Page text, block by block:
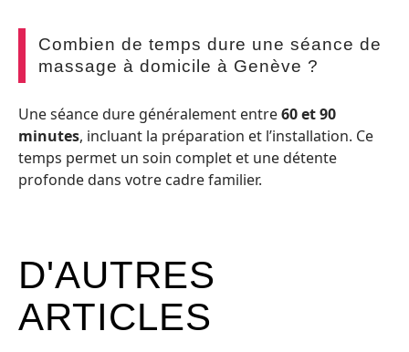
Combien de temps dure une séance de
massage à domicile à Genève ?
Une séance dure généralement entre60 et 90
minutes, incluant la préparation et l’installation. Ce
temps permet un soin complet et une détente
profonde dans votre cadre familier.
D'AUTRES
ARTICLES